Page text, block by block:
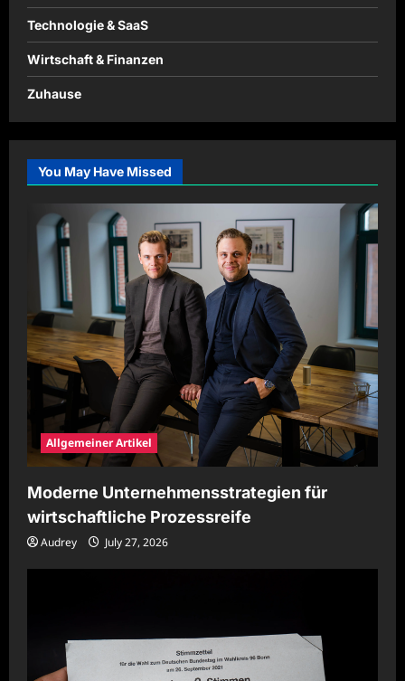
Technologie & SaaS
Wirtschaft & Finanzen
Zuhause
You May Have Missed
Allgemeiner Artikel
Moderne Unternehmensstrategien für
wirtschaftliche Prozessreife
Audrey July 27, 2026